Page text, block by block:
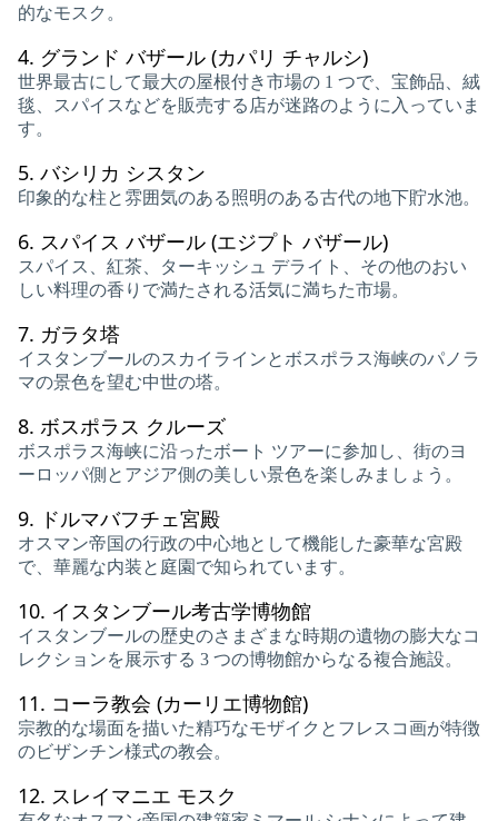
的なモスク。
4. グランド バザール (カパリ チャルシ)
世界最古にして最大の屋根付き市場の 1 つで、宝飾品、絨
毯、スパイスなどを販売する店が迷路のように入っていま
す。
5. バシリカ シスタン
印象的な柱と雰囲気のある照明のある古代の地下貯水池。
6. スパイス バザール (エジプト バザール)
スパイス、紅茶、ターキッシュ デライト、その他のおい
しい料理の香りで満たされる活気に満ちた市場。
7. ガラタ塔
イスタンブールのスカイラインとボスポラス海峡のパノラ
マの景色を望む中世の塔。
8. ボスポラス クルーズ
ボスポラス海峡に沿ったボート ツアーに参加し、街のヨ
ーロッパ側とアジア側の美しい景色を楽しみましょう。
9. ドルマバフチェ宮殿
オスマン帝国の行政の中心地として機能した豪華な宮殿
で、華麗な内装と庭園で知られています。
10. イスタンブール考古学博物館
イスタンブールの歴史のさまざまな時期の遺物の膨大なコ
レクションを展示する 3 つの博物館からなる複合施設。
11. コーラ教会 (カーリエ博物館)
宗教的な場面を描いた精巧なモザイクとフレスコ画が特徴
のビザンチン様式の教会。
12. スレイマニエ モスク